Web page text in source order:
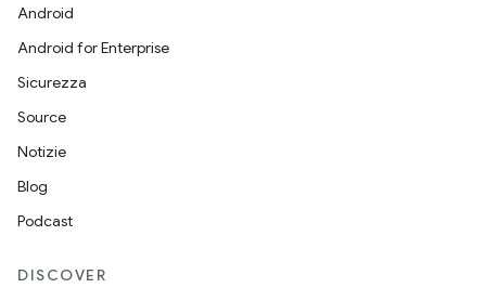
Android
Android for Enterprise
Sicurezza
Source
Notizie
Blog
Podcast
DISCOVER